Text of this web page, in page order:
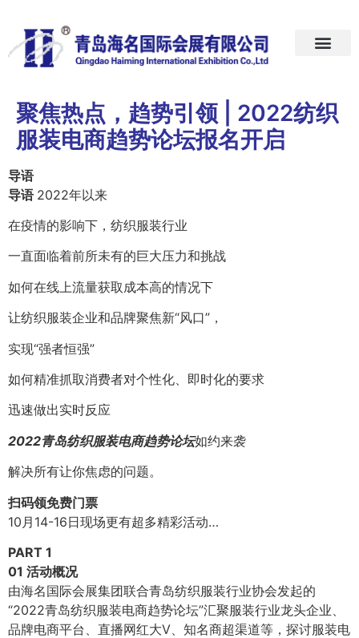
聚焦热点，趋势引领 | 2022纺织
服装电商趋势论坛报名开启
导语
导语 2022年以来
在疫情的影响下，纺织服装行业
一直面临着前所未有的巨大压力和挑战
如何在线上流量获取成本高的情况下
让纺织服装企业和品牌聚焦新“风口”，
实现“强者恒强”
如何精准抓取消费者对个性化、即时化的要求
迅速做出实时反应
2022青岛纺织服装电商趋势论坛如约来袭
解决所有让你焦虑的问题。
扫码领免费门票
10月14-16日现场更有超多精彩活动…
PART 1
01 活动概况
由海名国际会展集团联合青岛纺织服装行业协会发起的
“2022青岛纺织服装电商趋势论坛”汇聚服装行业龙头企业、
品牌电商平台、直播网红大V、知名商超渠道等，探讨服装电